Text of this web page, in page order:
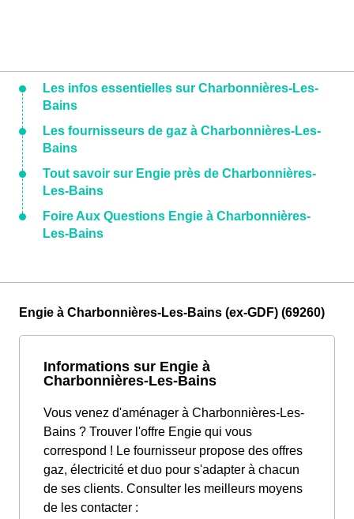
Les infos essentielles sur Charbonnières-Les-
Bains
Les fournisseurs de gaz à Charbonnières-Les-
Bains
Tout savoir sur Engie près de Charbonnières-
Les-Bains
Foire Aux Questions Engie à Charbonnières-
Les-Bains
Engie à Charbonnières-Les-Bains (ex-GDF) (69260)
Informations sur Engie à
Charbonnières-Les-Bains
Vous venez d'aménager à Charbonnières-Les-
Bains ? Trouver l'offre Engie qui vous
correspond ! Le fournisseur propose des offres
gaz, électricité et duo pour s'adapter à chacun
de ses clients. Consulter les meilleurs moyens
de les contacter :